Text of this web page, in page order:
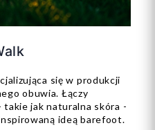
się w produkcji
obuwia. Łączy
takie jak naturalna skóra -
ideą barefoot.